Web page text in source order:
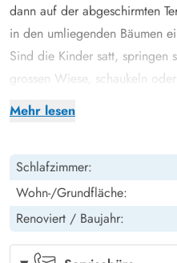
Mehr lesen
dann auf der abgeschirmten
in den umliegenden Bäumen
Sind die Kinder satt, springen
grossen Wiese, schaukeln
Der gemütliche Wohnraum in
leckerer Ferienmahlzeiten
Nach einem langen Tag an
Euch in der hauseigenen
einem entspannenden Bad
Wellnessbehandlung mit
Schlafzimmer:
Wohn-/Grundfläche:
Renoviert / Baujahr: